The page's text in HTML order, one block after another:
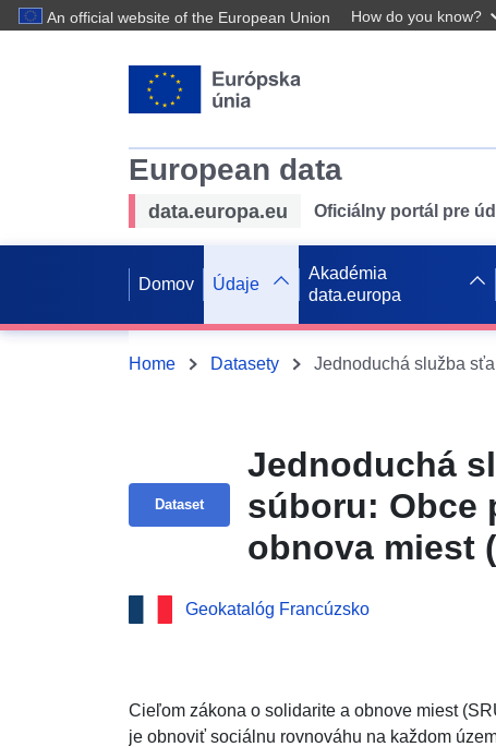
An official website of the European Union How do you know?
European data
data.europa.eu Oficiálny portál pre
Domov Údaje
Akadémia
data.europa
Home Datasety
Dataset
Jednoduchá
súboru: Obce
obnova miest
Geokatalóg Francúzsko
Cieľom zákona o solidarite a obnove miest
je obnoviť sociálnu rovnováhu na každom